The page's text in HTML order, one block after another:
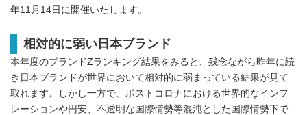
年11月14日に開催いたします。
相対的に弱い日本ブランド
本年度のブランドZランキング結果をみると、残念ながら昨年に続
き日本ブランドが世界において相対的に弱まっている結果が見て
取れます。しかし一方で、ポストコロナにおける世界的なインフ
レーションや円安、不透明な国際情勢等混沌とした国際情勢下で